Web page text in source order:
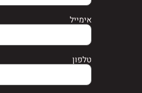
אימייל
טלפון